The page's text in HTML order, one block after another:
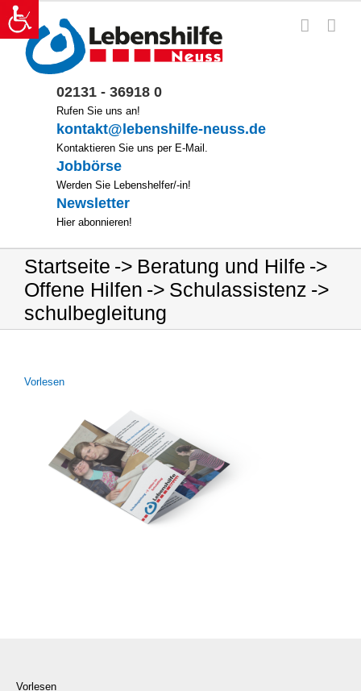
Zum
Inhalt
springen
02131 - 36918 0
Rufen Sie uns an!
kontakt@lebenshilfe-neuss.de
Kontaktieren Sie uns per E-Mail.
Jobbörse
Werden Sie Lebenshelfer/-in!
Newsletter
Hier abonnieren!
Startseite
Beratung und Hilfe
Offene Hilfen
Schulassistenz
schulbegleitung
Vor­le­sen
Vorlesen